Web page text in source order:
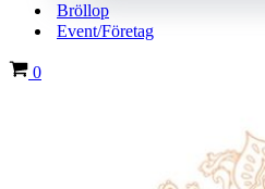
Bröllop
Event/Företag
Varukorg
0